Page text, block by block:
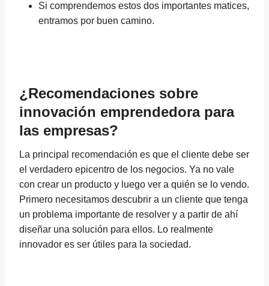
Si comprendemos estos dos importantes matices,
entramos por buen camino.
¿Recomendaciones sobre
innovación emprendedora para
las empresas?
La principal recomendación es que el cliente debe ser
el verdadero epicentro de los negocios. Ya no vale
con crear un producto y luego ver a quién se lo vendo.
Primero necesitamos descubrir a un cliente que tenga
un problema importante de resolver y a partir de ahí
diseñar una solución para ellos. Lo realmente
innovador es ser útiles para la sociedad.